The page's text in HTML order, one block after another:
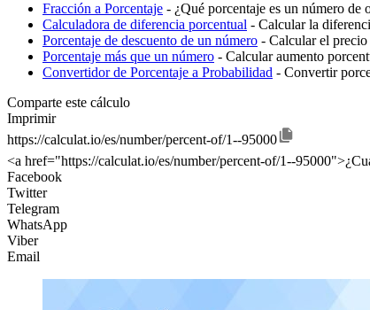
Fracción a Porcentaje - ¿Qué porcentaje es un número
Calculadora de diferencia porcentual - Calcular la
Porcentaje de descuento de un número - Calcular el precio
Porcentaje más que un número - Calcular aumento
Convertidor de Porcentaje a Probabilidad - Convertir
Comparte este cálculo
Imprimir
https://calculat.io/es/number/percent-of/1--95000
<a href="https://calculat.io/es/number/percent-of/1--
Facebook
Twitter
Telegram
WhatsApp
Viber
Email